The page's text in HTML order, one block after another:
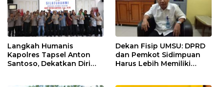
Langkah Humanis
Kapolres Tapsel Anton
Santoso, Dekatkan Diri
Dekan Fisip UMSU: DPRD
dan Pemkot Sidimpuan
Harus Lebih Memiliki